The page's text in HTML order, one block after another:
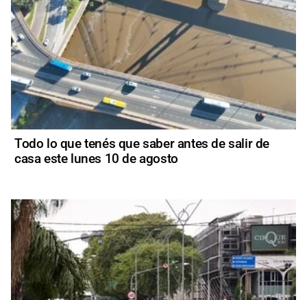
Todo lo que tenés que saber antes de salir de
casa este lunes 10 de agosto